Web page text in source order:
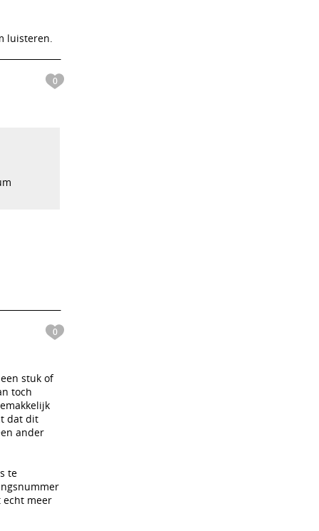
luisteren.
0
0
stuk of
toch
dat dit
ander
te
echt meer